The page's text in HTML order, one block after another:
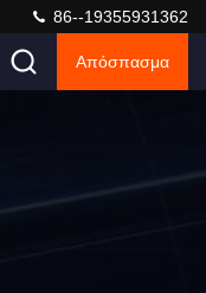
86--19355931362
Απόσπασμα